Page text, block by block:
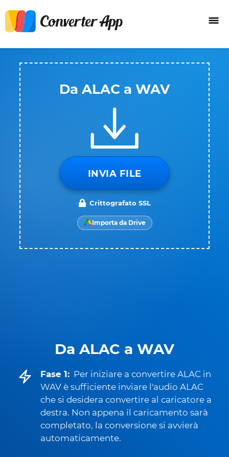
Da ALAC a WAV
Fase 1: Per iniziare a convertire ALAC in
WAV è sufficiente inviare l'audio ALAC
che si desidera convertire al caricatore a
destra. Non appena il caricamento sarà
completato, la conversione si avvierà
automaticamente.
Da ALAC a WAV
INVIA FILE
Crittografato SSL
Importa da Drive